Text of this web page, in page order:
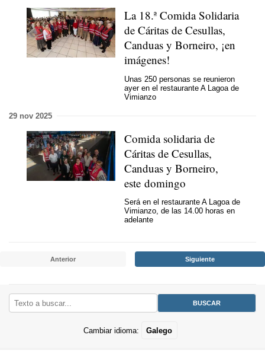
La 18.ª Comida Solidaria
de Cáritas de Cesullas,
Canduas y Borneiro, ¡en
imágenes!
Unas 250 personas se reunieron
ayer en el restaurante A Lagoa de
Vimianzo
29 nov 2025
Comida solidaria de
Cáritas de Cesullas,
Canduas y Borneiro,
este domingo
Será en el restaurante A Lagoa de
Vimianzo, de las 14.00 horas en
adelante
Anterior Siguiente
Cambiar idioma: Galego